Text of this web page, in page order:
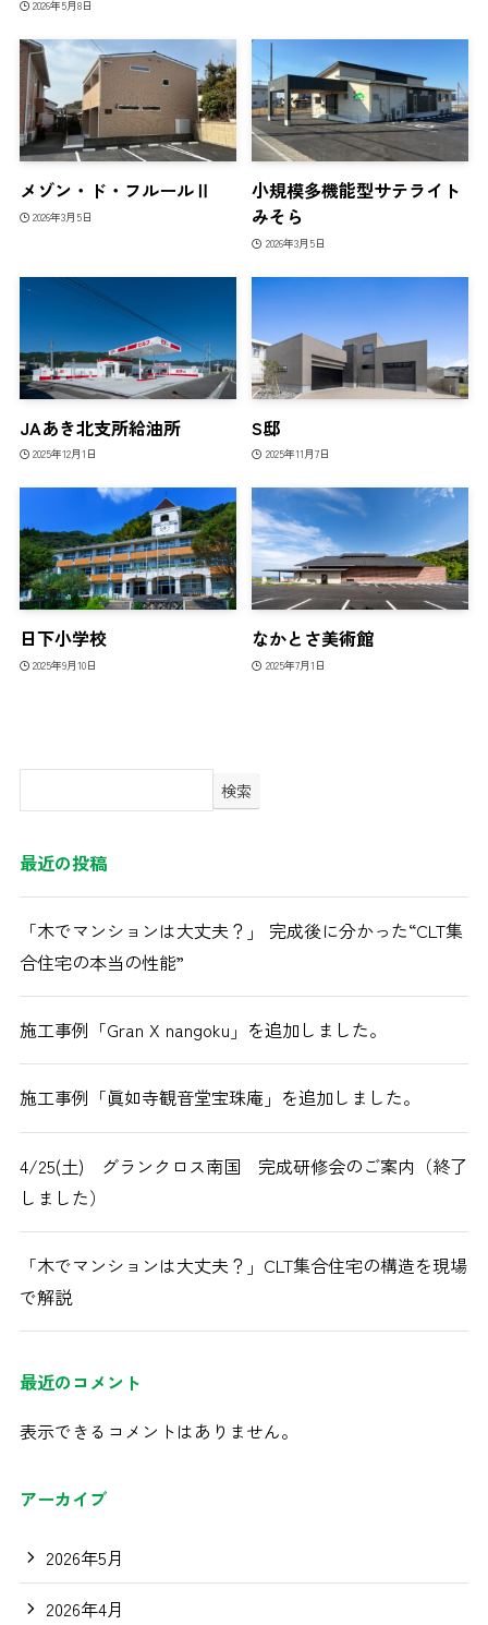
2026年5月8日
メゾン・ド・フルールⅡ
2026年3月5日
小規模多機能型サテライト
みそら
2026年3月5日
JAあき北支所給油所
2025年12月1日
S邸
2025年11月7日
日下小学校
2025年9月10日
なかとさ美術館
2025年7月1日
検索
最近の投稿
「木でマンションは大丈夫？」 完成後に分かった“CLT集
合住宅の本当の性能”
施工事例「Gran X nangoku」を追加しました。
施工事例「眞如寺観音堂宝珠庵」を追加しました。
4/25(土) グランクロス南国 完成研修会のご案内（終了
しました）
「木でマンションは大丈夫？」CLT集合住宅の構造を現場
で解説
最近のコメント
表示できるコメントはありません。
アーカイブ
2026年5月
2026年4月